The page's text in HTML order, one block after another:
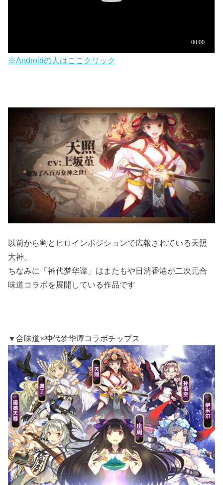
※Androidの人はここクリック
以前から割とヒロインポジションで広報されている天照
大神。
ちなみに「神代梦华谭」はまたもや日清香港が二次元合
味道コラボを展開している作品です
▼合味道×神代梦华谭コラボチップス